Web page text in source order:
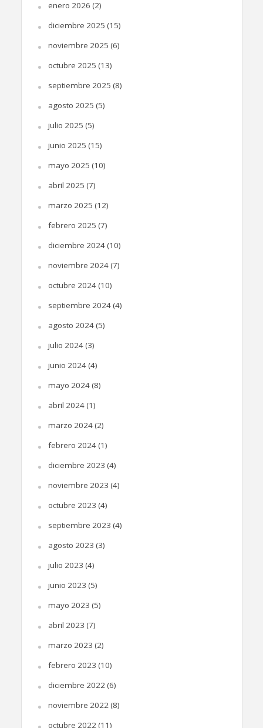
enero 2026 (2)
diciembre 2025 (15)
noviembre 2025 (6)
octubre 2025 (13)
septiembre 2025 (8)
agosto 2025 (5)
julio 2025 (5)
junio 2025 (15)
mayo 2025 (10)
abril 2025 (7)
marzo 2025 (12)
febrero 2025 (7)
diciembre 2024(10)
noviembre 2024(7)
octubre 2024(10)
septiembre 2024(4)
agosto 2024(5)
julio 2024(3)
junio 2024(4)
mayo 2024(8)
abril 2024(1)
marzo 2024(2)
febrero 2024(1)
diciembre 2023 (4)
noviembre 2023 (4)
octubre 2023 (4)
septiembre 2023 (4)
agosto 2023 (3)
julio 2023 (4)
junio 2023 (5)
mayo 2023 (5)
abril 2023 (7)
marzo 2023 (2)
febrero 2023 (10)
diciembre 2022 (6)
noviembre 2022 (8)
octubre 2022 (11)